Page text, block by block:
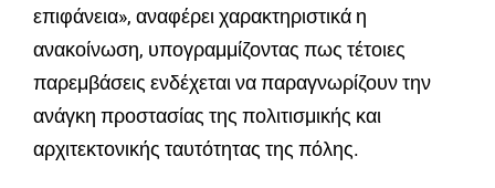
επιφάνεια», αναφέρει χαρακτηριστικά η
ανακοίνωση, υπογραμμίζοντας πως τέτοιες
παρεμβάσεις ενδέχεται να παραγνωρίζουν την
ανάγκη προστασίας της πολιτισμικής και
αρχιτεκτονικής ταυτότητας της πόλης.